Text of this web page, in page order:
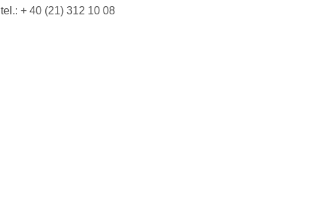
tel.: + 40 (21) 312 10 08